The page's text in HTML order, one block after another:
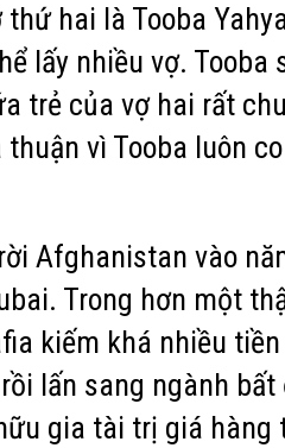
thứ hai là Tooba
lấy nhiều vợ. Tooba
trẻ của vợ hai rất
thuận vì Tooba luôn
Afghanistan vào
Trong hơn một
kiếm khá nhiều
lấn sang ngành
gia tài trị giá hàng